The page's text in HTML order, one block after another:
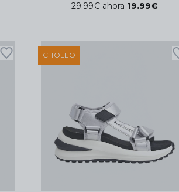
29.99€ ahora 19.99€
CHOLLO